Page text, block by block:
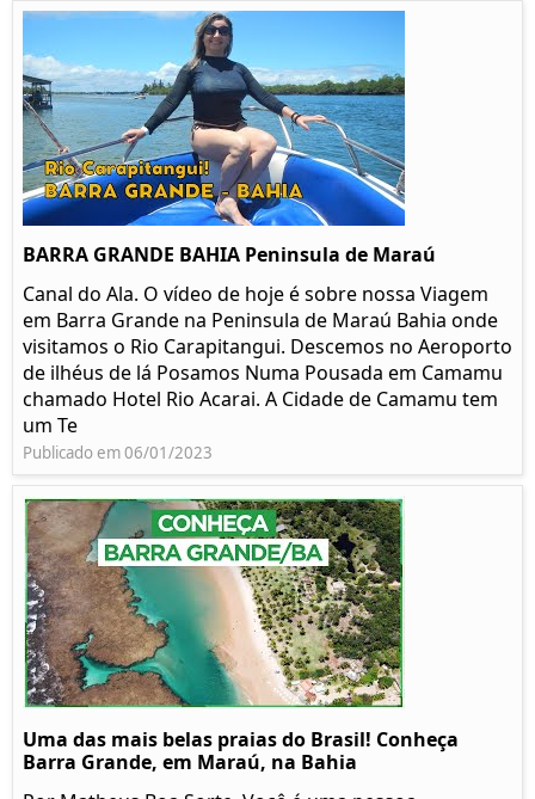
BARRA GRANDE BAHIA Peninsula de Maraú
Canal do Ala. O vídeo de hoje é sobre nossa Viagem
em Barra Grande na Peninsula de Maraú Bahia onde
visitamos o Rio Carapitangui. Descemos no Aeroporto
de ilhéus de lá Posamos Numa Pousada em Camamu
chamado Hotel Rio Acarai. A Cidade de Camamu tem
um Te
Publicado em 06/01/2023
Uma das mais belas praias do Brasil! Conheça
Barra Grande, em Maraú, na Bahia